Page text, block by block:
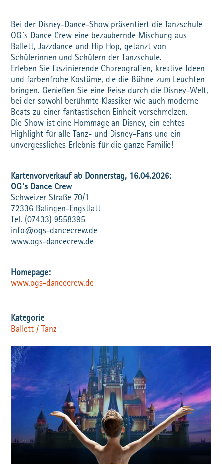
Bei der Disney-Dance-Show präsentiert die Tanzschule
OG´s Dance Crew eine bezaubernde Mischung aus
Ballett, Jazzdance und Hip Hop, getanzt von
Schülerinnen und Schülern der Tanzschule.
Erleben Sie faszinierende Choreografien, kreative Ideen
und farbenfrohe Kostüme, die die Bühne zum Leuchten
bringen. Genießen Sie eine Reise durch die Disney-Welt,
bei der sowohl berühmte Klassiker wie auch moderne
Beats zu einer fantastischen Einheit verschmelzen.
Die Show ist eine Hommage an Disney, ein echtes
Highlight für alle Tanz- und Disney-Fans und ein
unvergessliches Erlebnis für die ganze Familie!
Kartenvorverkauf ab Donnerstag, 16.04.2026:
OG´s Dance Crew
Schweizer Straße 70/1
72336 Balingen-Engstlatt
Tel. (07433) 9558395
info@ogs-dancecrew.de
www.ogs-dancecrew.de
www.ogs-dancecrew.de
Ballett / Tanz